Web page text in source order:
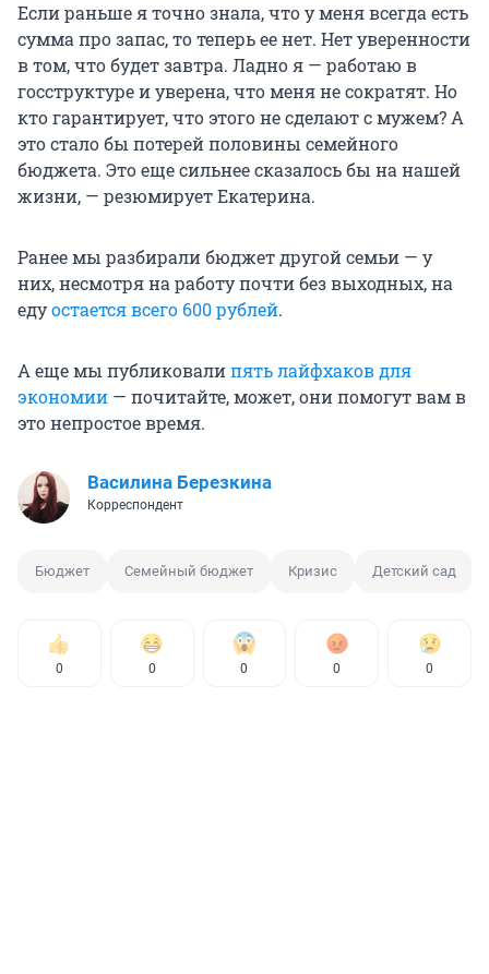
Если раньше я точно знала, что у меня всегда есть
сумма про запас, то теперь ее нет. Нет уверенности
в том, что будет завтра. Ладно я — работаю в
госструктуре и уверена, что меня не сократят. Но
кто гарантирует, что этого не сделают с мужем? А
это стало бы потерей половины семейного
бюджета. Это еще сильнее сказалось бы на нашей
жизни, — резюмирует Екатерина.
Ранее мы разбирали бюджет другой семьи — у
них, несмотря на работу почти без выходных, на
едуостается всего 600 рублей.
А еще мы публиковалипять лайфхаков для
экономии — почитайте, может, они помогут вам в
это непростое время.
Василина Березкина
Корреспондент
Бюджет Семейный бюджет Кризис Детский сад
0 0 0 0 0